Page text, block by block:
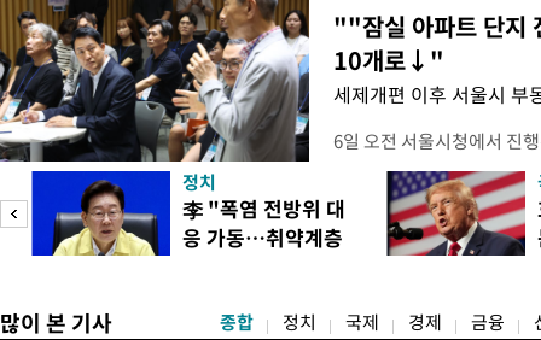
""잠실 아파트 단지
10개로↓"
세제개편 이후 서울시 부
6일 오전 서울시청에서 진
대토론회'에서는 정부의
이어졌다. 이날 토론회에는
택자와 무주택 청년, 민간
리에이터 등 50여 명이 참
택
정치
李 "폭염 전방위 대
응 가동…취약계층
많이 본 기사 종합 정치 국제 경제 금융